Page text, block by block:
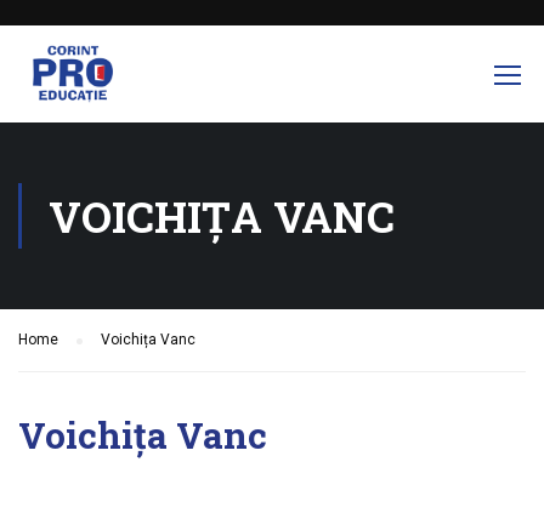
VOICHIȚA VANC
Home Voichița Vanc
Voichița Vanc